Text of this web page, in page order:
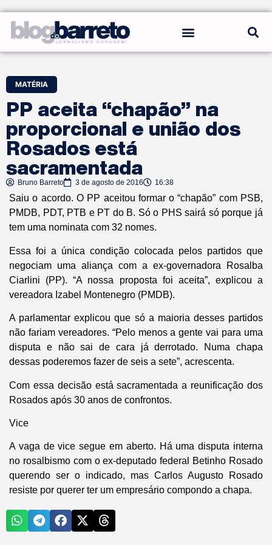
MATÉRIA
PP aceita “chapão” na
proporcional e união dos
Rosados está
sacramentada
Bruno Barreto 3 de agosto de 2016 16:38
Saiu o acordo. O PP aceitou formar o “chapão” com PSB,
PMDB, PDT, PTB e PT do B. Só o PHS sairá só porque já
tem uma nominata com 32 nomes.
Essa foi a única condição colocada pelos partidos que
negociam uma aliança com a ex-governadora Rosalba
Ciarlini (PP). “A nossa proposta foi aceita”, explicou a
vereadora Izabel Montenegro (PMDB).
A parlamentar explicou que só a maioria desses partidos
não fariam vereadores. “Pelo menos a gente vai para uma
disputa e não sai de cara já derrotado. Numa chapa
dessas poderemos fazer de seis a sete”, acrescenta.
Com essa decisão está sacramentada a reunificação dos
Rosados após 30 anos de confrontos.
Vice
A vaga de vice segue em aberto. Há uma disputa interna
no rosalbismo com o ex-deputado federal Betinho Rosado
querendo ser o indicado, mas Carlos Augusto Rosado
resiste por querer ter um empresário compondo a chapa.